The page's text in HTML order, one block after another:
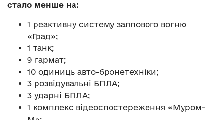
стало менше на:
1 реактивну систему залпового вогню
«Град»;
1 танк;
9 гармат;
10 одиниць авто-бронетехніки;
3 розвідувальні БПЛА;
3 ударні БПЛА;
1 комплекс відеоспостереження «Муром-